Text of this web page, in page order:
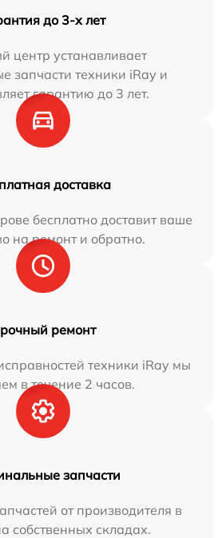
до 3-х лет
центр устанавливает
запчасти техники iRay и
гарантию до 3 лет.
доставка
бесплатно доставит ваше
на ремонт и обратно.
ремонт
техники iRay мы
в течение 2 часов.
запчасти
от производителя в
собственных складах.